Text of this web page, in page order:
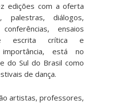
edições com a oferta
palestras, diálogos,
ensaios
escrita crítica e
está no
do Sul do Brasil como
de dança.
artistas, professores,